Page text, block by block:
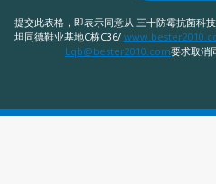
提交此表格，即表示同意从 三十防霉抗菌科
坦同德鞋业基地C栋C36/
Lqb@bester2010.com要求取消